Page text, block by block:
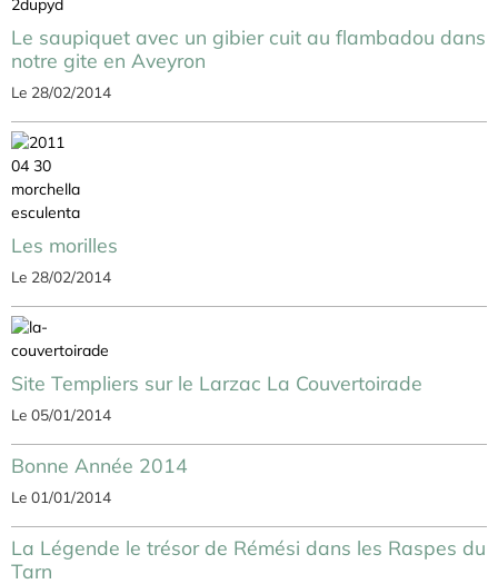
Le saupiquet avec un gibier cuit au flambadou dans
notre gite en Aveyron
Le 28/02/2014
Les morilles
Le 28/02/2014
Site Templiers sur le Larzac La Couvertoirade
Le 05/01/2014
Bonne Année 2014
Le 01/01/2014
La Légende le trésor de Rémési dans les Raspes du
Tarn